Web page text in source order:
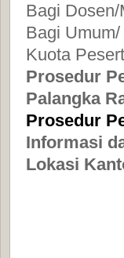
Bagi
Bagi
Kuota
Prosedur
Palangka
Prosedur
Informasi
Lokasi